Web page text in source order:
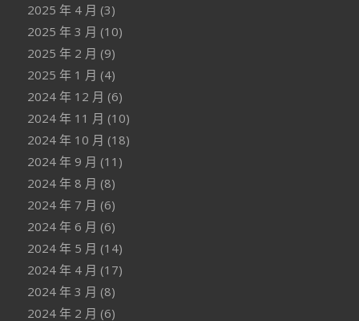
2025 年 4 月 (3)
2025 年 3 月 (10)
2025 年 2 月 (9)
2025 年 1 月 (4)
2024 年 12 月 (6)
2024 年 11 月 (10)
2024 年 10 月 (18)
2024 年 9 月 (11)
2024 年 8 月 (8)
2024 年 7 月 (6)
2024 年 6 月 (6)
2024 年 5 月 (14)
2024 年 4 月 (17)
2024 年 3 月 (8)
2024 年 2 月 (6)